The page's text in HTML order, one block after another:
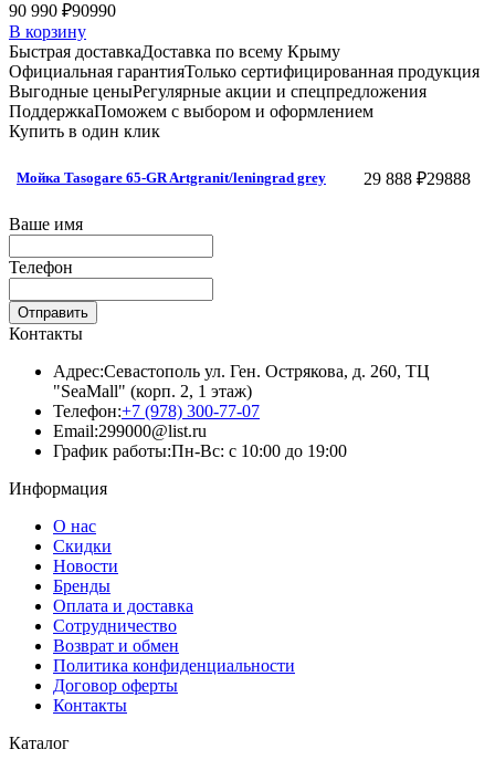
90 990 ₽90990
В корзину
Быстрая доставкаДоставка по всему Крыму
Официальная гарантияТолько сертифицированная продукция
Выгодные ценыРегулярные акции и спецпредложения
ПоддержкаПоможем с выбором и оформлением
Купить в один клик
Мойка Tasogare 65-GR Artgranit/leningrad grey 29 888 ₽29888
Ваше имя
Телефон
Отправить
Контакты
Адрес:Севастополь ул. Ген. Острякова, д. 260, ТЦ
"SeaMall" (корп. 2, 1 этаж)
Телефон:+7 (978) 300-77-07
Email:299000@list.ru
График работы:Пн-Вс: с 10:00 до 19:00
Информация
О нас
Скидки
Новости
Бренды
Оплата и доставка
Сотрудничество
Возврат и обмен
Политика конфиденциальности
Договор оферты
Контакты
Каталог